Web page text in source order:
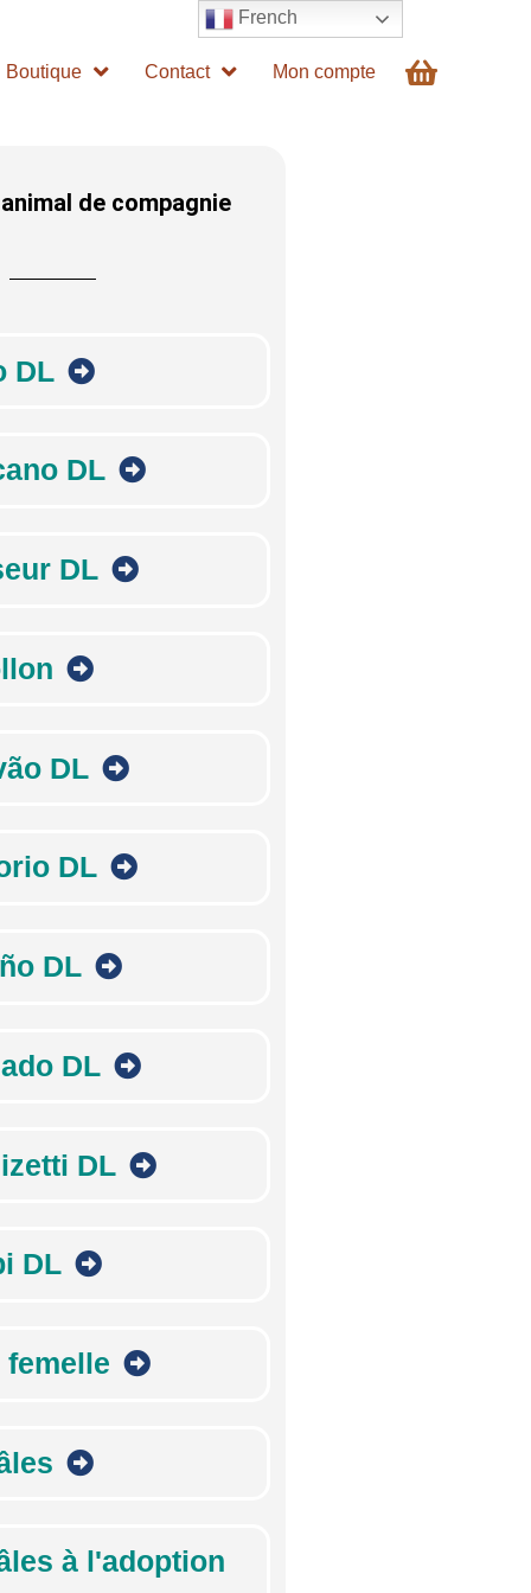
Boutique Contact Mon compte
de compagnie
DL
DL
DL
DL
DL
DL
DL
DL
DL
femelle
à l'adoption
French